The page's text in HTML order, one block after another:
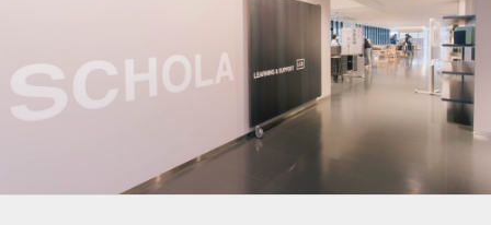
就職・キャリア
キャンパス